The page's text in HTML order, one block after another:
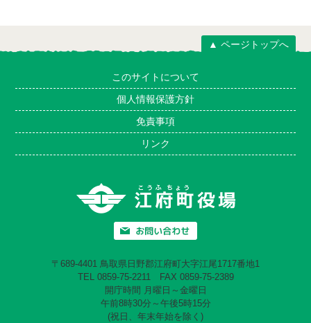
▲ ページトップへ
このサイトについて
個人情報保護方針
免責事項
リンク
〒689-4401 鳥取県日野郡江府町大字江尾1717番地1
TEL 0859-75-2211 FAX 0859-75-2389
開庁時間 月曜日～金曜日
午前8時30分～午後5時15分
(祝日、年末年始を除く)